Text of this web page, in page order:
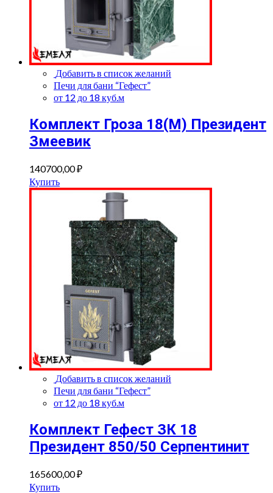
Добавить в список желаний
Печи для бани “Гефест”
от 12 до 18 куб.м
Комплект Гроза 18(М) Президент
Змеевик
140700,00₽
Купить
Добавить в список желаний
Печи для бани “Гефест”
от 12 до 18 куб.м
Комплект Гефест ЗК 18
Президент 850/50 Серпентинит
165600,00₽
Купить